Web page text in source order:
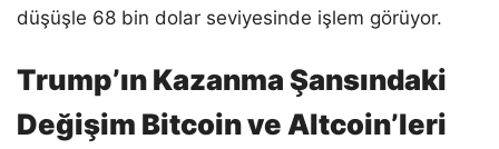
düşüşle 68 bin dolar seviyesinde işlem görüyor.
Trump’ın Kazanma Şansındaki
Değişim Bitcoin ve Altcoin’leri